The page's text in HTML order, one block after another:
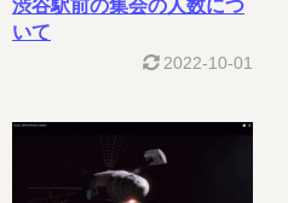
渋谷駅前の集会の人数につ
いて
2022-10-01